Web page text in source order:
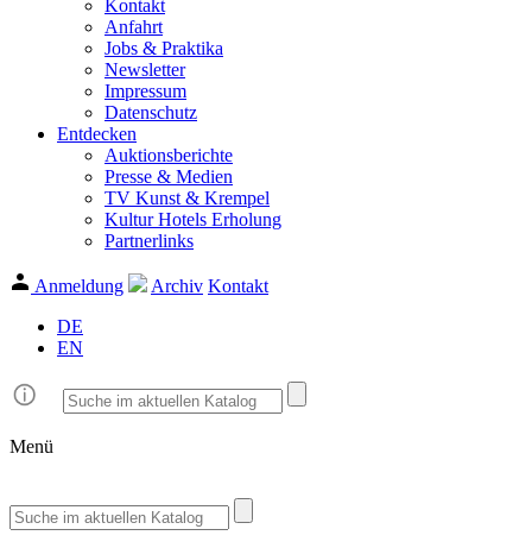
Kontakt
Anfahrt
Jobs & Praktika
Newsletter
Impressum
Datenschutz
Entdecken
Auktionsberichte
Presse & Medien
TV Kunst & Krempel
Kultur Hotels Erholung
Partnerlinks
Anmeldung Archiv Kontakt
DE
EN
Menü